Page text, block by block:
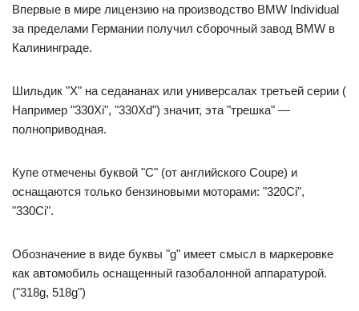
Впервые в мире лицензию на производство BMW Individual
за пределами Германии получил сборочный завод BMW в
Калининграде.
Шильдик "X" на седананах или универсалах третьей серии (
Например "330Xi", "330Xd") значит, эта "трешка" —
полноприводная.
Купе отмечены буквой "С" (от английского Coupe) и
оснащаются только бензиновыми моторами: "320Ci",
"330Ci".
Обозначение в виде буквы "g" имеет смысл в маркеровке
как автомобиль оснащенный газобалонной аппаратурой.
("318g, 518g")